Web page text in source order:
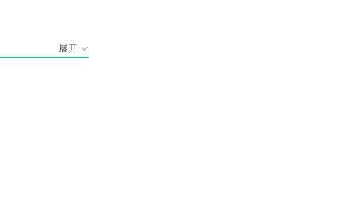
展开